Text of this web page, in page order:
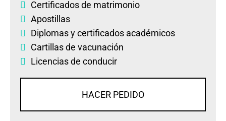
Certificados de matrimonio
Apostillas
Diplomasycertificados académicos
Cartillas de vacunación
Licencias de conducir
HACER PEDIDO